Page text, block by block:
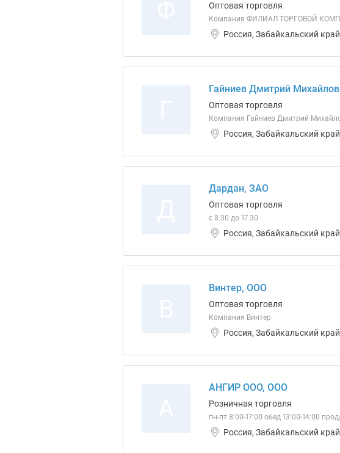
Оптовая торговля
Компания ФИЛИАЛ ТОРГОВОЙ
Россия, Забайкальский край
Гайниев Дмитрий
Оптовая торговля
Компания Гайниев Дмитрий
Россия, Забайкальский край
Дардан, ЗАО
Оптовая торговля
с 8.30 до 17.30
Россия, Забайкальский
Винтер, ООО
Оптовая торговля
Компания Винтер
Россия, Забайкальский
АНГИР ООО, ООО
Розничная торговля
пн-пт 8:00-17:00 обед 13:00-14:00
Россия, Забайкальский